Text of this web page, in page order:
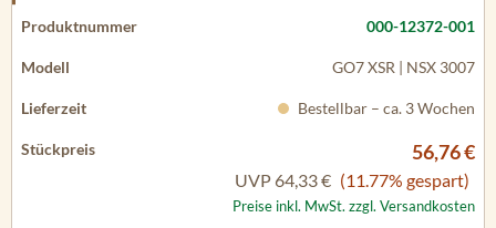
000-12372-001
GO7 XSR | NSX 3007
Bestellbar – ca. 3 Wochen
56,76 €
UVP 64,33 € (11.77% gespart)
Preise inkl. MwSt. zzgl. Versandkosten